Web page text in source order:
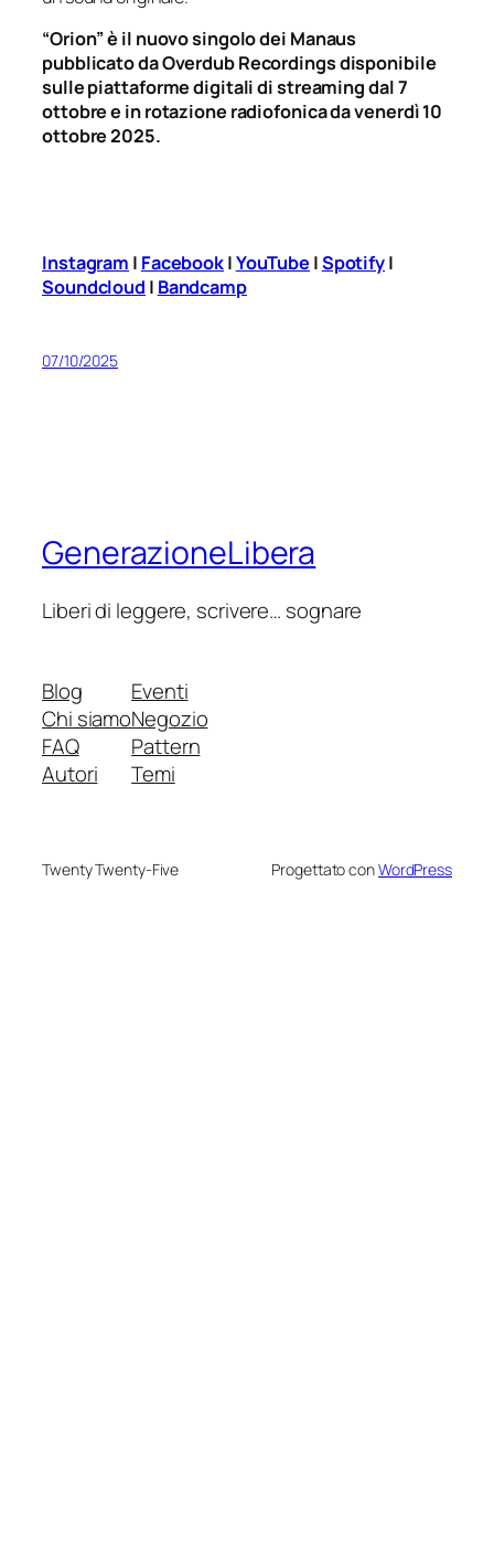
“Orion” è il nuovo singolo dei Manaus
pubblicato da Overdub Recordings disponibile
sulle piattaforme digitali di streaming dal 7
ottobre e in rotazione radiofonica da venerdì 10
ottobre 2025.
Instagram | Facebook|YouTube |Spotify|
Soundcloud | Bandcamp
07/10/2025
GenerazioneLibera
Liberi di leggere, scrivere… sognare
Blog
Chi siamo
FAQ
Autori
Eventi
Negozio
Pattern
Temi
Twenty Twenty-Five Progettato conWordPress